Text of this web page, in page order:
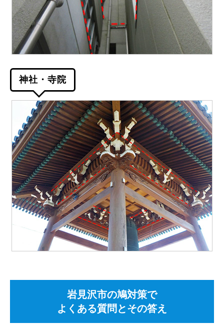
神社・寺院
岩見沢市の鳩対策で
よくある質問とその答え